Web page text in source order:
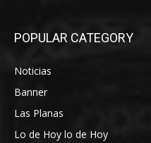
POPULAR CATEGORY
Noticias
Banner
Las Planas
Lo de Hoy lo de Hoy